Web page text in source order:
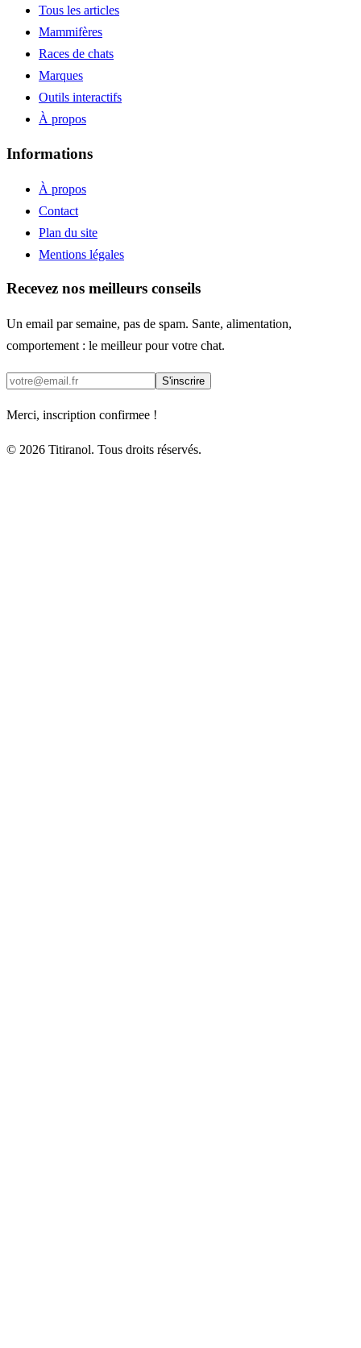
Tous les articles
Mammifères
Races de chats
Marques
Outils interactifs
À propos
Informations
À propos
Contact
Plan du site
Mentions légales
Recevez nos meilleurs conseils
Un email par semaine, pas de spam. Sante, alimentation,
comportement : le meilleur pour votre chat.
S'inscrire
Merci, inscription confirmee !
© 2026 Titiranol. Tous droits réservés.